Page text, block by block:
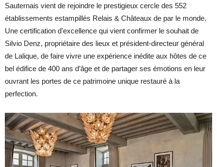
Sauternais vient de rejoindre le prestigieux cercle des 552
établissements estampillés Relais & Châteaux de par le monde.
Une certification d’excellence qui vient confirmer le souhait de
Silvio Denz, propriétaire des lieux et président-directeur général
de Lalique, de faire vivre une expérience inédite aux hôtes de ce
bel édifice de 400 ans d’âge et de partager ses émotions en leur
ouvrant les portes de ce patrimoine unique restauré à la
perfection.